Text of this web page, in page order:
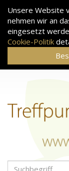
Unsere Website
nehmen wir an
eingesetzt
Cookie-Politik